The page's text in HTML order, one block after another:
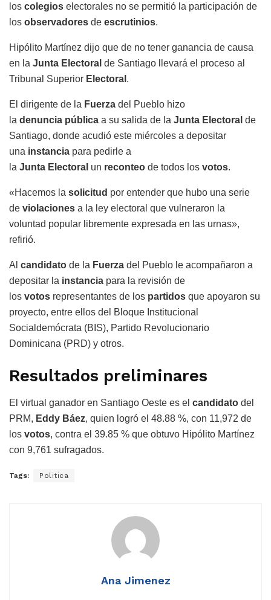
los colegios electorales no se permitió la participación de
los observadores de escrutinios.
Hipólito Martínez dijo que de no tener ganancia de causa
en la Junta Electoral de Santiago llevará el proceso al
Tribunal Superior Electoral .
El dirigente de la Fuerza del Pueblo hizo
la denuncia pública a su salida de la Junta Electoral de
Santiago, donde acudió este miércoles a depositar
una instancia para pedirle a
la Junta Electoral un reconteo de todos los votos.
«Hacemos la solicitud por entender que hubo una serie
de violaciones a la ley electoral que vulneraron la
voluntad popular libremente expresada en las urnas»,
refirió.
Al candidato de la Fuerza del Pueblo le acompañaron a
depositar la instancia para la revisión de
los votos representantes de los partidos que apoyaron su
proyecto, entre ellos del Bloque Institucional
Socialdemócrata (BIS), Partido Revolucionario
Dominicana (PRD) y otros.
Resultados preliminares
El virtual ganador en Santiago Oeste es el candidato del
PRM, Eddy Báez, quien logró el 48.88 %, con 11,972 de
los votos, contra el 39.85 % que obtuvo Hipólito Martínez
con 9,761 sufragados.
Tags: Politica
Ana Jimenez